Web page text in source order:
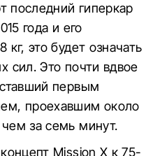
последний гиперкар
года и его
это будет означать
сил. Это почти вдвое
первым
проехавшим около
за семь минут.
Mission X к 75-